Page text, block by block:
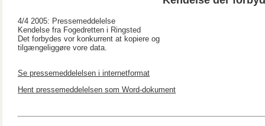
4/4 2005: Pressemeddelelse
Kendelse fra Fogedretten i Ringsted
Det forbydes vor konkurrent at kopiere og
tilgængeliggøre vore data.
Se pressemeddelelsen i internetformat
Hent pressemeddelelsen som Word-dokument